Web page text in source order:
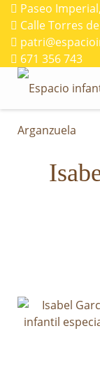
Skip
content
Paseo
Calle Torres
671 356 743